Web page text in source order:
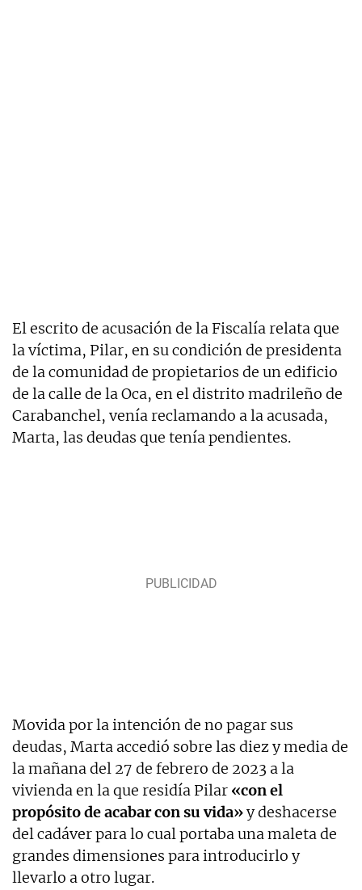
El escrito de acusación de la Fiscalía relata que
la víctima, Pilar, en su condición de presidenta
de la comunidad de propietarios de un edificio
de la calle de la Oca, en el distrito madrileño de
Carabanchel, venía reclamando a la acusada,
Marta, las deudas que tenía pendientes.
Movida por la intención de no pagar sus
deudas, Marta accedió sobre las diez y media de
la mañana del 27 de febrero de 2023 a la
vivienda en la que residía Pilar «con el
propósito de acabar con su vida»y deshacerse
del cadáver para lo cual portaba una maleta de
grandes dimensiones para introducirlo y
llevarlo a otro lugar.